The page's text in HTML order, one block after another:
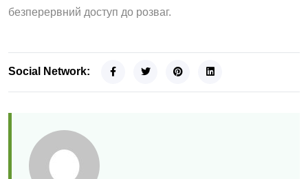
безперервний доступ до розваг.
Social Network: